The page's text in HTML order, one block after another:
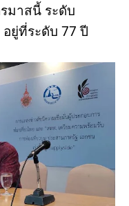
มาสนี้ ระดับ
ยู่ที่ระดับ 77 ปี